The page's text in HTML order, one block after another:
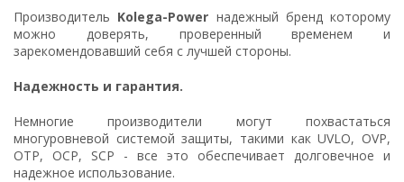
Производитель Kolega-Power надежный бренд которому
можно доверять, проверенный временем и
зарекомендовавший себя с лучшей стороны.
Надежность и гарантия.
Немногие производители могут похвастаться
многуровневой системой защиты, такими как UVLO, OVP,
OTP, OCP, SCP - все это обеспечивает долговечное и
надежное использование.